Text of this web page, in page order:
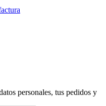
personales, tus pedidos y